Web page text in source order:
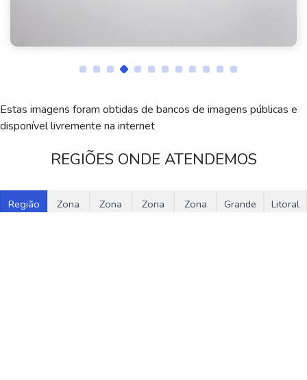
Estas imagens foram obtidas de bancos de imagens públicas e
disponível livremente na internet
REGIÕES ONDE ATENDEMOS
Região
Zona
Zona
Zona
Zona
Grande
Litoral